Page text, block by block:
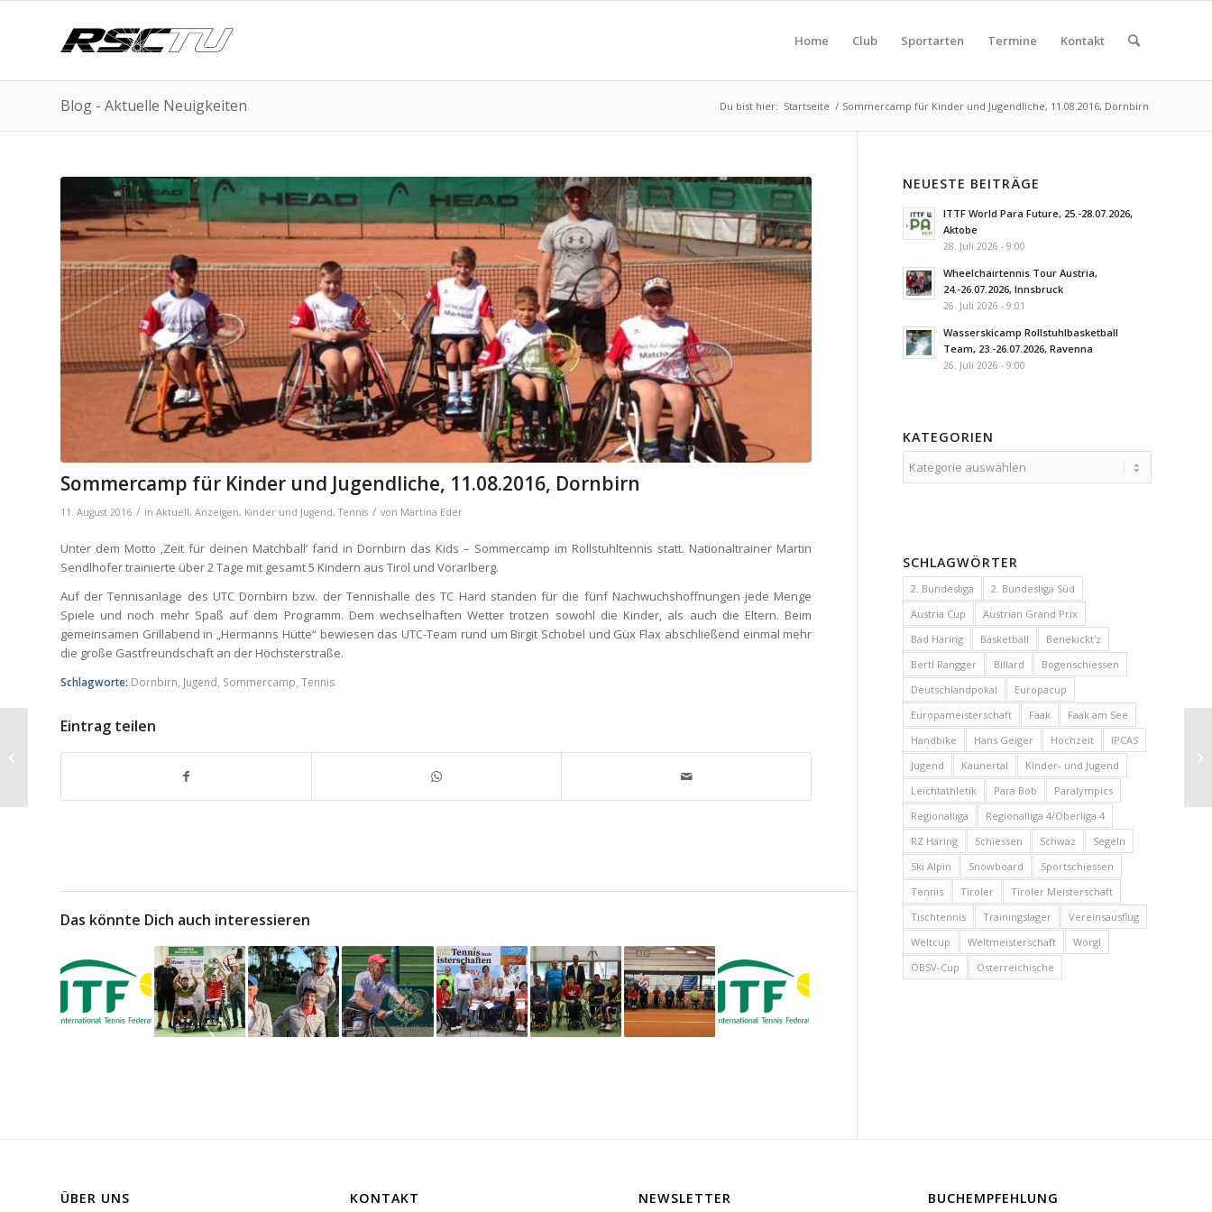
Home Club Sportarten Termine Kontakt
Blog - Aktuelle Neuigkeiten Du bist hier: Startseite / Sommercamp für Kinder und Jugendliche, 11.08.2016, Dornbirn
Sommercamp für Kinder und Jugendliche, 11.08.2016, Dornbirn
11. August 2016 / in Aktuell, Anzeigen, Kinder und Jugend,Tennis / von Martina Eder
Unter dem Motto ‚Zeit für deinen Matchball‘ fand in Dornbirn das Kids – Sommercamp im Rollstuhltennis statt. Nationaltrainer Martin
Sendlhofer trainierte über 2 Tage mit gesamt 5 Kindern aus Tirol und Vorarlberg.
Auf der Tennisanlage des UTC Dornbirn bzw. der Tennishalle des TC Hard standen für die fünf Nachwuchshoffnungen jede Menge
Spiele und noch mehr Spaß auf dem Programm. Dem wechselhaften Wetter trotzen sowohl die Kinder, als auch die Eltern. Beim
gemeinsamen Grillabend in „Hermanns Hütte“ bewiesen das UTC-Team rund um Birgit Schobel und Güx Flax abschließend einmal mehr
die große Gastfreundschaft an der Höchsterstraße.
Schlagworte: Dornbirn Jugend Sommercamp Tennis
Eintrag teilen
Das könnte Dich auch interessieren
NEUESTE BEITRÄGE
ITTF World Para Future, 25.-28.07.2026,
Aktobe
28. Juli 2026 - 9:00
Wheelchairtennis Tour Austria,
24.-26.07.2026, Innsbruck
26. Juli 2026 - 9:01
Wasserskicamp Rollstuhlbasketball
Team, 23.-26.07.2026, Ravenna
26. Juli 2026 - 9:00
KATEGORIEN
SCHLAGWÖRTER
2. Bundesliga
2. Bundesliga Süd
Austria Cup
Austrian Grand Prix
Bad Häring
Basketball
Benekickt'z
Bertl Rangger
Billard
Bogenschiessen
Deutschlandpokal
Europacup
Europameisterschaft
Faak
Faak am See
Handbike
Hans Geiger Hochzeit
IPCAS
Jugend
Kaunertal
Kinder- und Jugend
Leichtathletik
Para Bob
Paralympics
Regionalliga
Regionalliga 4/Oberliga 4
RZ Häring
Schiessen Schwaz
Segeln
Ski Alpin
Snowboard
Sportschiessen
Tennis
Tiroler
Tiroler Meisterschaft
Tischtennis
Trainingslager
Vereinsausflug
Weltcup
Weltmeisterschaft
Wörgl
ÖBSV-Cup
Österreichische
ÜBER UNS KONTAKT NEWSLETTER BUCHEMPFEHLUNG
Geht nid gibt’s nid!
Kurzfilm über Simon